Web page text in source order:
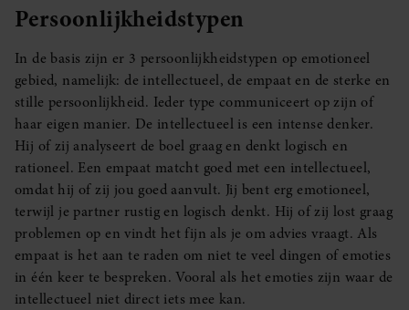
Persoonlijkheidstypen
In de basis zijn er 3 persoonlijkheidstypen op emotioneel
gebied, namelijk: de intellectueel, de empaat en de sterke en
stille persoonlijkheid. Ieder type communiceert op zijn of
haar eigen manier. De intellectueel is een intense denker.
Hij of zij analyseert de boel graag en denkt logisch en
rationeel. Een empaat matcht goed met een intellectueel,
omdat hij of zij jou goed aanvult. Jij bent erg emotioneel,
terwijl je partner rustig en logisch denkt. Hij of zij lost graag
problemen op en vindt het fijn als je om advies vraagt. Als
empaat is het aan te raden om niet te veel dingen of emoties
in één keer te bespreken. Vooral als het emoties zijn waar de
intellectueel niet direct iets mee kan.